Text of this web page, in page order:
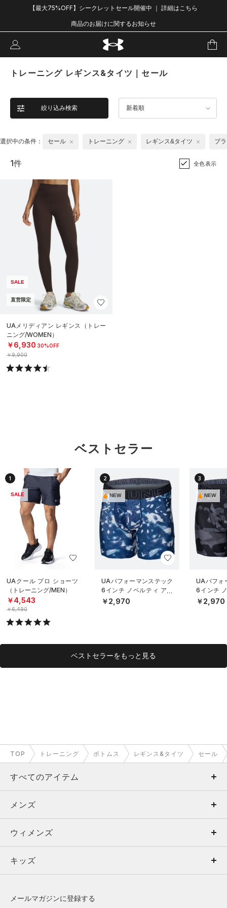
【最大75%OFF】シークレットセール開催中 ｜ 詳細はこちら
商品のお届けに関するお知らせ
トレーニング レギンス&タイツ｜セール
絞り込み検索 新着順
選択中の条件： セール トレーニング レギンス&タイツ ブ
1件 全色表示
SALE
直営限定
UAメリディアン レギンス（トレー
ニング/WOMEN）
￥6,930 30%OFF
￥9,900
ベストセラー
1
SALE
UAクール プロ ショーツ
（トレーニング/MEN）
￥4,543
￥6,490
2
NEW
UAパフォーマンステック
6インチ ノベルティ アン
ダーウェア（トレーニン
￥2,970
3
NEW
UAパフォ
6インチ
ダーウェ
￥2,970
ベストセラーをもっと見る
TOP トレーニング ボトムス レギンス&タイツ セール
すべてのアイテム
メンズ
ウィメンズ
キッズ
メンズ
トップス
ボトムス
ウィメンズ
トップス
キッズ
メールマガジンに登録する